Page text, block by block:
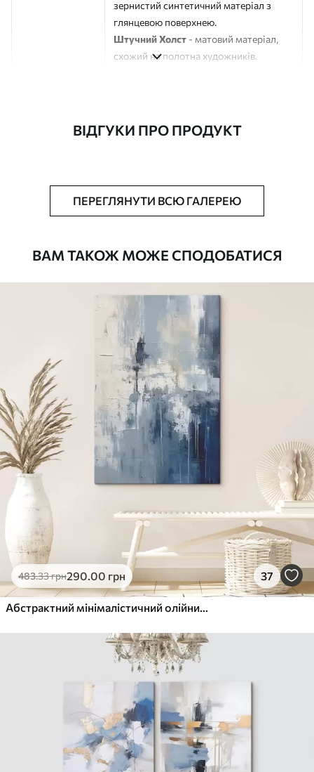
зернистий синтетичний матеріал з
глянцевою поверхнею.
Штучний Холст - матовий матеріал,
схожий на полотна художників.
Додатково Можна додати лакове покриття.
Від290.00грн
Яскраві, насичені кольори
Стійкість до вицвітання
Безпечне чорнило без запаху
Поверхня з текстурою полотна
✗Екологічний матеріал
Преміум
Від363.00
✓Яскраві, насичені кольори
✓Стійкість до вицвітання
✓
Поверхня з текстурою полотна
✗ Екологічний матеріал
Еко-Преміум
.00грн
✓Яскраві, насичені кольори
Безпечне чорнило без запаху
Поверхня з текстурою полотна
Екологічний матеріал
ВІДГУКИ ПРО ПРОДУКТ
ПЕРЕГЛЯНУТИ ВСЮ ГАЛЕРЕЮ
ВАМ ТАКОЖ МОЖЕ СПОДОБАТИСЯ
483.33грн290.00 грн 37
Абстрактний мінімалістичний олійний живопис, потертий, геометричний, пляма, синьо-білий колір